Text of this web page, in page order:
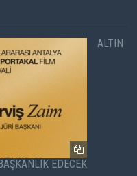
ALTIN
EDECEK